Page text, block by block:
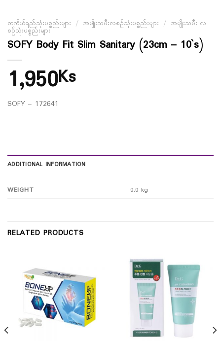
တကိုယ်ရည်သုံးပစ္စည်းများ / အမျိုးသမီးလစဉ်သုံးပစ္စည်းများ / အမျိုးသမီး လ
စဉ်သုံးပစ္စည်းများ
SOFY Body Fit Slim Sanitary (23cm – 10`s)
1,950Ks
SOFY – 172641
ADDITIONAL INFORMATION
WEIGHT 0.0 kg
RELATED PRODUCTS